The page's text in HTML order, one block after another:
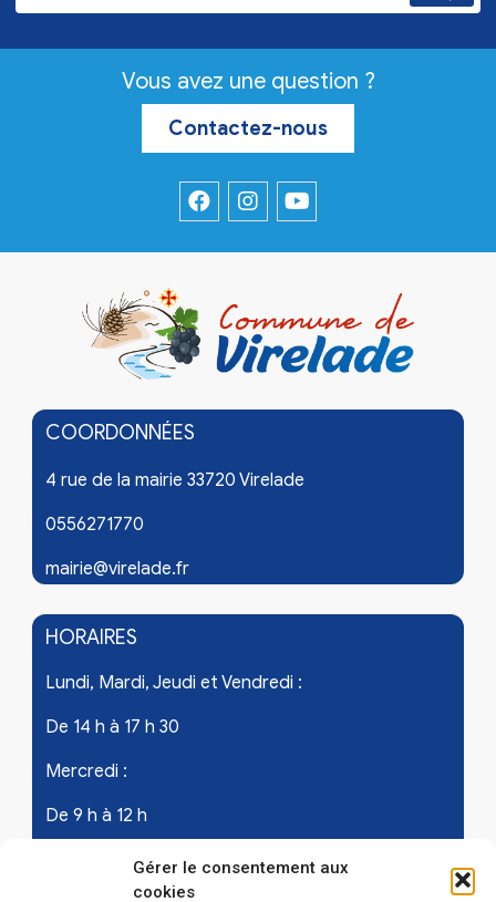
Gérer le consentement aux
cookies
Vous avez une question ?
Contactez-nous
COORDONNÉES
4 rue de la mairie 33720 Virelade
0556271770
mairie@virelade.fr
HORAIRES
Lundi, Mardi, Jeudi et Vendredi :
De 14 h à 17 h 30
Mercredi :
De 9 h à 12 h
Samedi - les 1er et 3ème de chaque mois :